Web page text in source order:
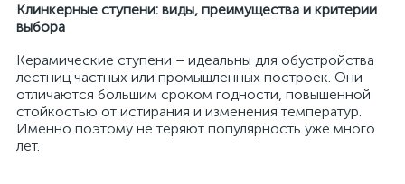
Клинкерные ступени: виды, преимущества и критерии
выбора
Керамические ступени – идеальны для обустройства
лестниц частных или промышленных построек. Они
отличаются большим сроком годности, повышенной
стойкостью от истирания и изменения температур.
Именно поэтому не теряют популярность уже много
лет.